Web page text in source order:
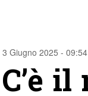
3 Giugno 2025 - 09:54
C’è il